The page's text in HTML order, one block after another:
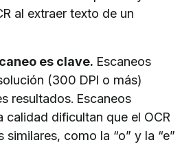
al extraer texto de un
es clave. Escaneos
(300 DPI o más)
resultados. Escaneos
calidad dificultan que el OCR
como la “o” y la “e”